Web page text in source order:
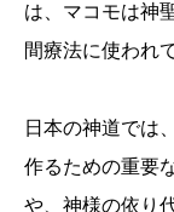
は、マコモは神
間療法に使われ
日本の神道では
作るための重要
や、神様の依り